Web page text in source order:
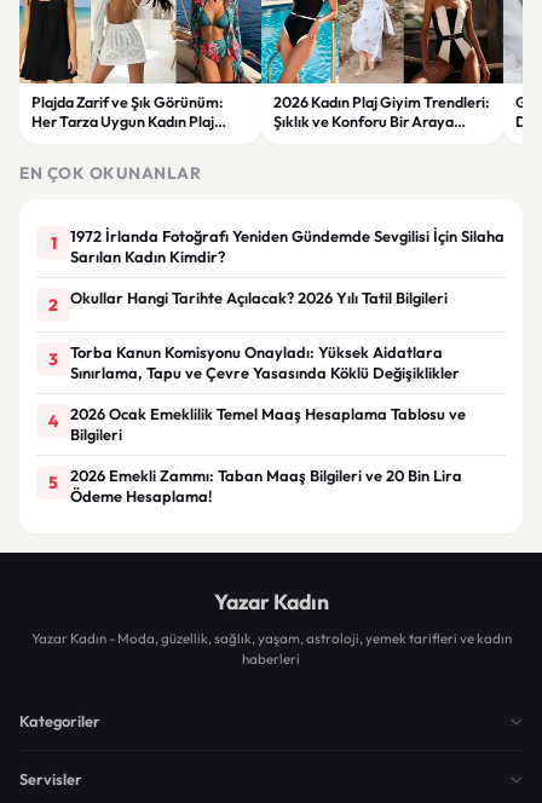
Plajda Zarif ve Şık Görünüm:
Her Tarza Uygun Kadın Plaj
2026 Kadın Plaj Giyim Trendleri:
Şıklık ve Konforu Bir Araya
EN ÇOK OKUNANLAR
1
1972 İrlanda Fotoğrafı Yeniden Gündemde Sevgilisi İçin Silaha
Sarılan Kadın Kimdir?
2 Okullar Hangi Tarihte Açılacak? 2026 Yılı Tatil Bilgileri
3
Torba Kanun Komisyonu Onayladı: Yüksek Aidatlara
Sınırlama, Tapu ve Çevre Yasasında Köklü Değişiklikler
4
2026 Ocak Emeklilik Temel Maaş Hesaplama Tablosu ve
Bilgileri
5
2026 Emekli Zammı: Taban Maaş Bilgileri ve 20 Bin Lira
Ödeme Hesaplama!
Yazar Kadın
Yazar Kadın - Moda, güzellik, sağlık, yaşam, astroloji, yemek tarifleri ve kadın
haberleri
Kategoriler
Servisler